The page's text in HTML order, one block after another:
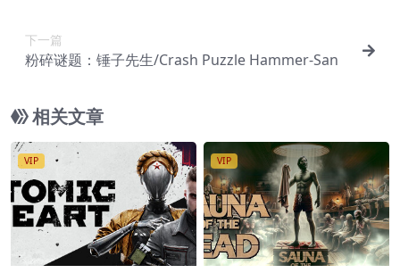
下一篇
粉碎谜题：锤子先生/Crash Puzzle Hammer-San
相关文章
VIP VIP